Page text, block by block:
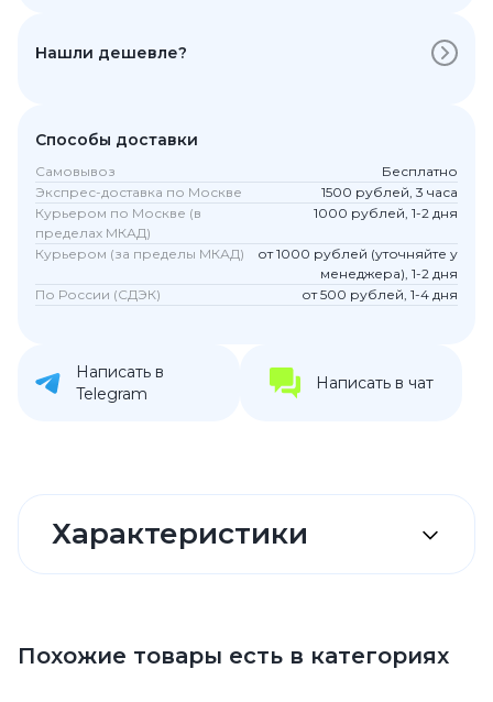
Нашли дешевле?
Способы доставки
Самовывоз
Бесплатно
Экспрес-доставка по Москве
1500 рублей, 3 часа
Курьером по Москве (в
пределах МКАД)
1000 рублей, 1-2 дня
Курьером (за пределы МКАД)
от 1000 рублей (уточняйте у
менеджера), 1-2 дня
По России (СДЭК)
от 500 рублей, 1-4 дня
Написать в
Telegram
Написать в чат
Характеристики
Похожие товары есть в категориях